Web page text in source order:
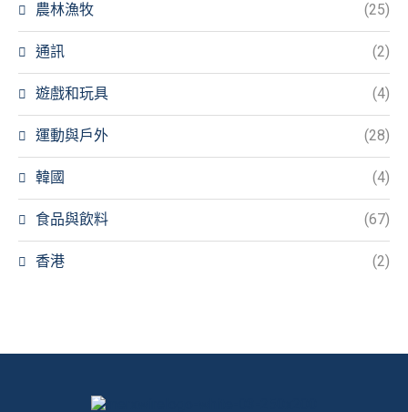
農林漁牧 (25)
通訊 (2)
遊戲和玩具 (4)
運動與戶外 (28)
韓國 (4)
食品與飲料 (67)
香港 (2)